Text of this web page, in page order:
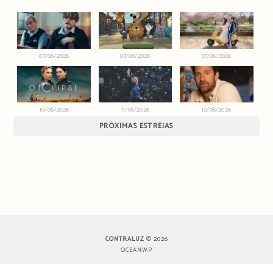
07/08/2026 07/08/2026 07/08/2026
10/08/2026 11/08/2026 12/08/2026
PRÓXIMAS ESTREIAS
CONTRALUZ © 2026
OCEANWP